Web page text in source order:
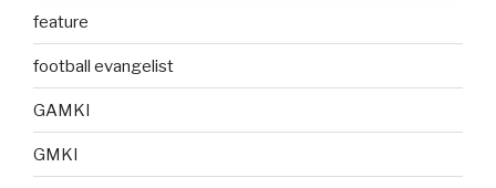
feature
football evangelist
GAMKI
GMKI